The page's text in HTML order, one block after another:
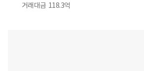
거래대금 118.3억